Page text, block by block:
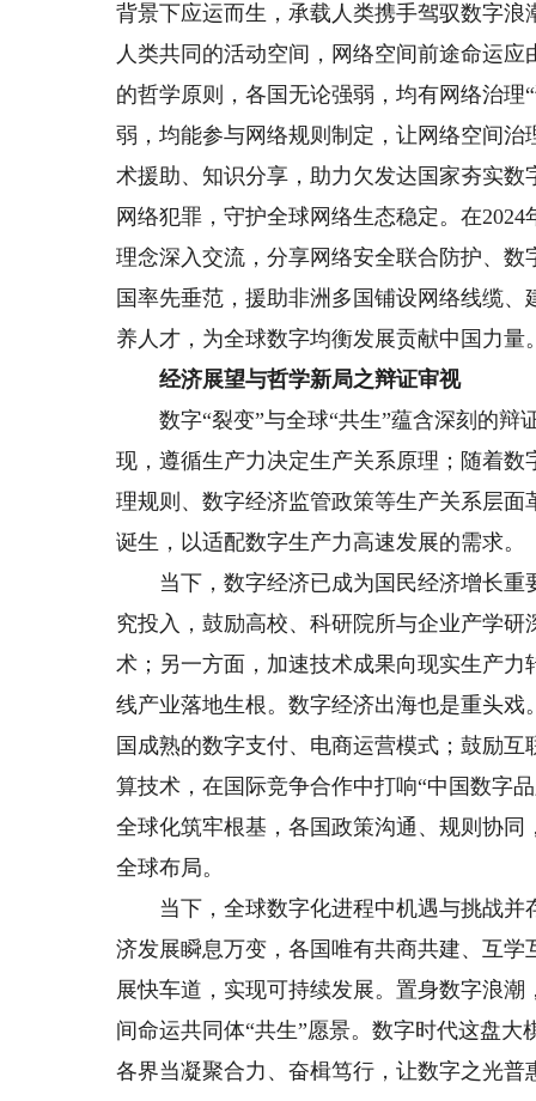
背景下应运而生，承载人类携手驾驭数字
人类共同的活动空间，网络空间前途命运
的哲学原则，各国无论强弱，均有网络治
弱，均能参与网络规则制定，让网络空间治
术援助、知识分享，助力欠发达国家夯实
网络犯罪，守护全球网络生态稳定。在
理念深入交流，分享网络安全联合防护、
国率先垂范，援助非洲多国铺设网络线缆
养人才，为全球数字均衡发展贡献中国力量
经济展望与哲学新局之辩证审视
数字“裂变”与全球“共生”蕴含深刻的辩
现，遵循生产力决定生产关系原理；随着
理规则、数字经济监管政策等生产关系层
诞生，以适配数字生产力高速发展的需求。
当下，数字经济已成为国民经济增长重
究投入，鼓励高校、科研院所与企业产学
术；另一方面，加速技术成果向现实生产
线产业落地生根。数字经济出海也是重头
国成熟的数字支付、电商运营模式；鼓励
算技术，在国际竞争合作中打响“中国数字
全球化筑牢根基，各国政策沟通、规则协
全球布局。
当下，全球数字化进程中机遇与挑战并
济发展瞬息万变，各国唯有共商共建、互
展快车道，实现可持续发展。置身数字浪
间命运共同体“共生”愿景。数字时代这盘
各界当凝聚合力、奋楫笃行，让数字之光